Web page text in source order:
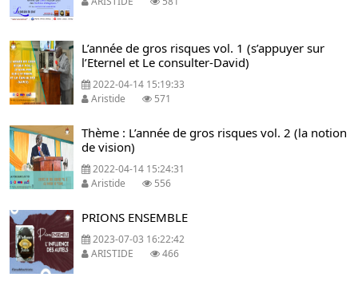
L’année de gros risques vol. 1 (s’appuyer sur
l’Eternel et Le consulter-David)
2022-04-14 15:19:33
Aristide
571
Thème : L’année de gros risques vol. 2 (la notion
de vision)
2022-04-14 15:24:31
Aristide
556
PRIONS ENSEMBLE
2023-07-03 16:22:42
ARISTIDE
466